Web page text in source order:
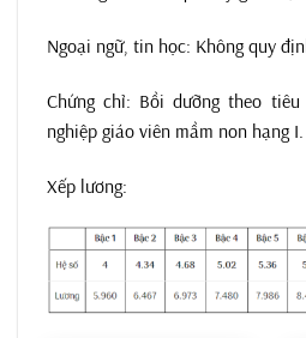
Ngoại ngữ, tin học: Không quy
Chứng chỉ: Bồi dưỡng theo
nghiệp giáo viên mầm non hạng I.
Xếp lương: